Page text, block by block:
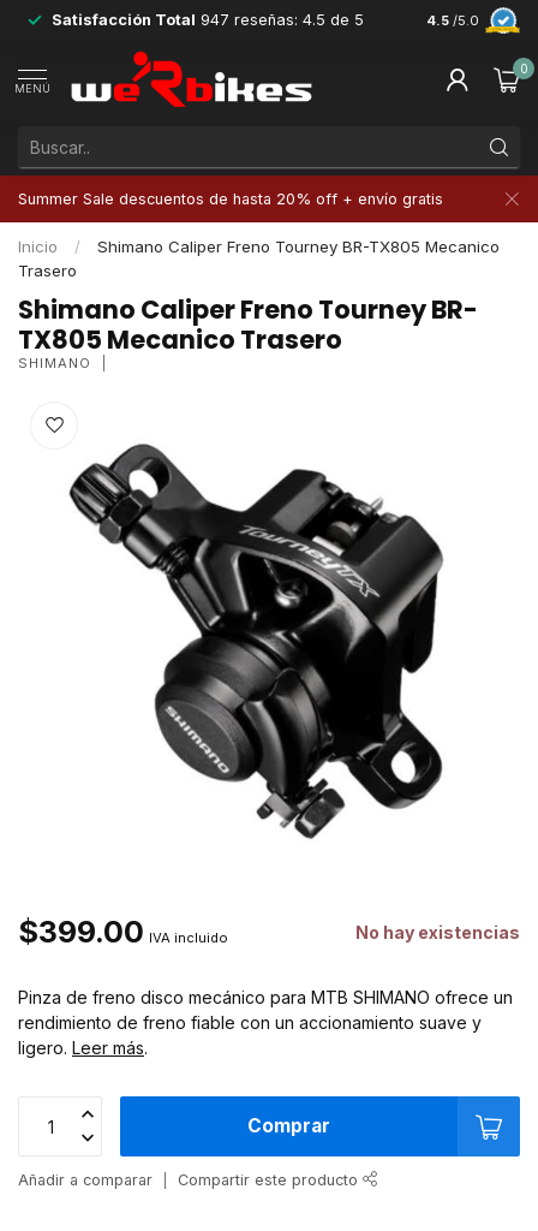
Satisfacción Total 947 reseñas: 4.5 de 5 4.5 /5.0
MENÚ
0
Summer Sale descuentos de hasta 20% off + envío gratis
Inicio /
Shimano Caliper Freno Tourney BR-TX805 Mecanico
Trasero
Shimano Caliper Freno Tourney BR-
TX805 Mecanico Trasero
SHIMANO
$399.00 IVA incluido No hay existencias
Pinza de freno disco mecánico para MTB SHIMANO ofrece un
rendimiento de freno fiable con un accionamiento suave y
ligero. Leer más.
Comprar
Añadir a comparar Compartir este producto